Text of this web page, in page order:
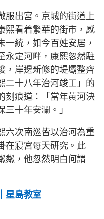
服出宮。京城的街道上
熙看着繁華的街市，感
一統，如今百姓安居，
永定河畔，康熙忽然駐
，岸邊新修的堤壩整齊
二十八年治河竣工」的
刻痕道：「當年黃河決
十年安瀾。」
六次南巡皆以治河為重
在寢宮每天研究。此
粼，他忽然明白何謂
星島教室